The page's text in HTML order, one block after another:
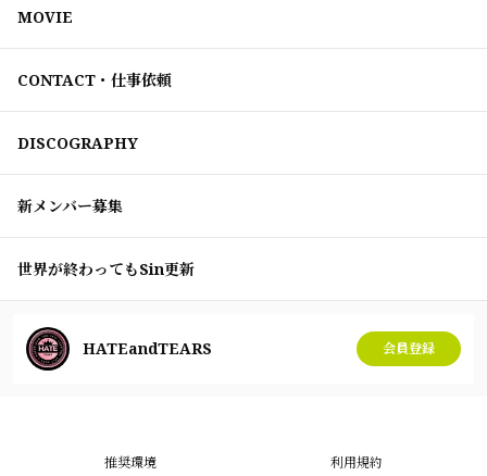
MOVIE
CONTACT・仕事依頼
DISCOGRAPHY
新メンバー募集
世界が終わってもSin更新
HATEandTEARS 会員登録
推奨環境 利用規約